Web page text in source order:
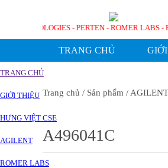
TECHNOLOGIES - PERTEN - ROMER
TRANG CHỦ
TRANG CHỦ
GIỚI THIỆU
HƯNG VIỆT CSE
AGILENT
ROMER LABS
Trang chủ / Sản phẩm / AGILENT
A496041C